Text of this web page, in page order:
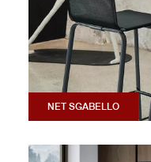
NET SGABELLO